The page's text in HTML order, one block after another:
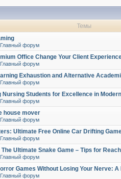
Темы
Главный форум
Office Change Your Client
Главный форум
Exhaustion and Alternative
Главный форум
Nursing Students for Excellence in
Главный форум
house mover
Главный форум
Ultimate Free Online Car Drifting
Главный форум
Ultimate Snake Game – Tips for
Главный форум
Games Without Losing Your Nerve:
Главный форум